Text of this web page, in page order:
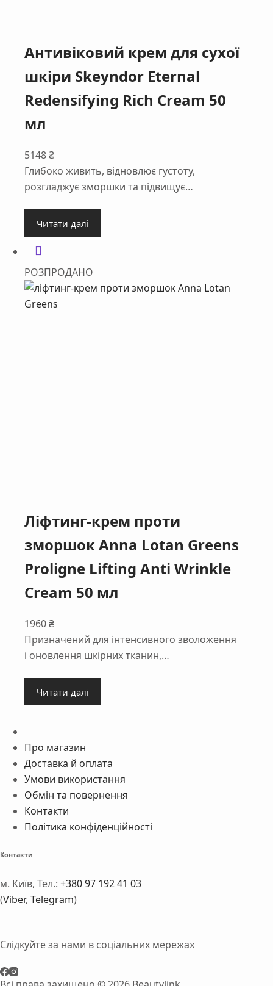
Антивіковий крем для сухої
шкіри Skeyndor Eternal
Redensifying Rich Cream 50
мл
5148₴
Глибоко живить, відновлює густоту,
розгладжує зморшки та підвищує…
Читати далі
РОЗПРОДАНО
Ліфтинг-крем проти
зморшок Anna Lotan Greens
Proligne Lifting Anti Wrinkle
Cream 50 мл
1960₴
Призначений для інтенсивного зволоження
і оновлення шкірних тканин,…
Читати далі
Про магазин
Доставка й оплата
Умови використання
Обмін та повернення
Контакти
Політика конфіденційності
Контакти
м. Київ, Тел.: +380 97 192 41 03
(Viber, Telegram)
Слідкуйте за нами в соціальних мережах